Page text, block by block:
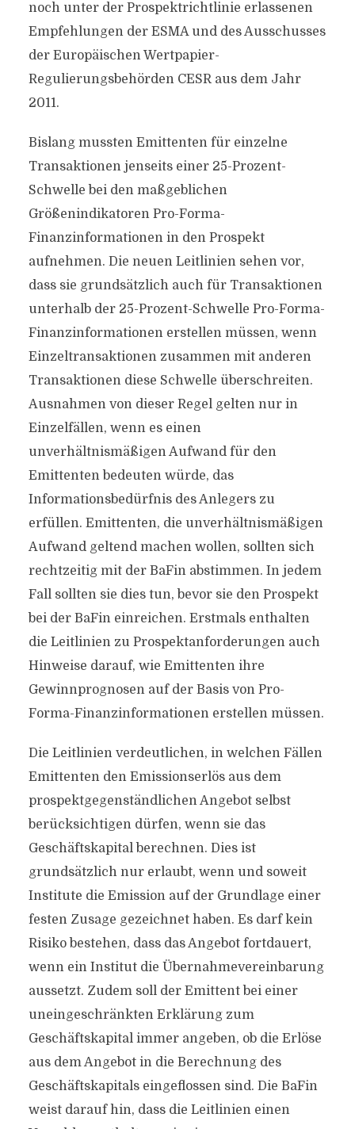
noch unter der Prospektrichtlinie erlassenen
Empfehlungen der ESMA und des Ausschusses
der Europäischen Wertpapier-
Regulierungsbehörden CESR aus dem Jahr
2011.
Bislang mussten Emittenten für einzelne
Transaktionen jenseits einer 25-Prozent-
Schwelle bei den maßgeblichen
Größenindikatoren Pro-Forma-
Finanzinformationen in den Prospekt
aufnehmen. Die neuen Leitlinien sehen vor,
dass sie grundsätzlich auch für Transaktionen
unterhalb der 25-Prozent-Schwelle Pro-Forma-
Finanzinformationen erstellen müssen, wenn
Einzeltransaktionen zusammen mit anderen
Transaktionen diese Schwelle überschreiten.
Ausnahmen von dieser Regel gelten nur in
Einzelfällen, wenn es einen
unverhältnismäßigen Aufwand für den
Emittenten bedeuten würde, das
Informationsbedürfnis des Anlegers zu
erfüllen. Emittenten, die unverhältnismäßigen
Aufwand geltend machen wollen, sollten sich
rechtzeitig mit der BaFin abstimmen. In jedem
Fall sollten sie dies tun, bevor sie den Prospekt
bei der BaFin einreichen. Erstmals enthalten
die Leitlinien zu Prospektanforderungen auch
Hinweise darauf, wie Emittenten ihre
Gewinnprognosen auf der Basis von Pro-
Forma-Finanzinformationen erstellen müssen.
Die Leitlinien verdeutlichen, in welchen Fällen
Emittenten den Emissionserlös aus dem
prospektgegenständlichen Angebot selbst
berücksichtigen dürfen, wenn sie das
Geschäftskapital berechnen. Dies ist
grundsätzlich nur erlaubt, wenn und soweit
Institute die Emission auf der Grundlage einer
festen Zusage gezeichnet haben. Es darf kein
Risiko bestehen, dass das Angebot fortdauert,
wenn ein Institut die Übernahmevereinbarung
aussetzt. Zudem soll der Emittent bei einer
uneingeschränkten Erklärung zum
Geschäftskapital immer angeben, ob die Erlöse
aus dem Angebot in die Berechnung des
Geschäftskapitals eingeflossen sind. Die BaFin
weist darauf hin, dass die Leitlinien einen